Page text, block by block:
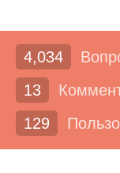
4,034
13
129